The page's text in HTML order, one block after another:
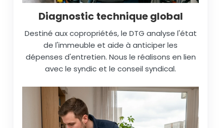
Diagnostic technique global
Destiné aux copropriétés, le DTG analyse l'état
de l'immeuble et aide à anticiper les
dépenses d'entretien. Nous le réalisons en lien
avec le syndic et le conseil syndical.